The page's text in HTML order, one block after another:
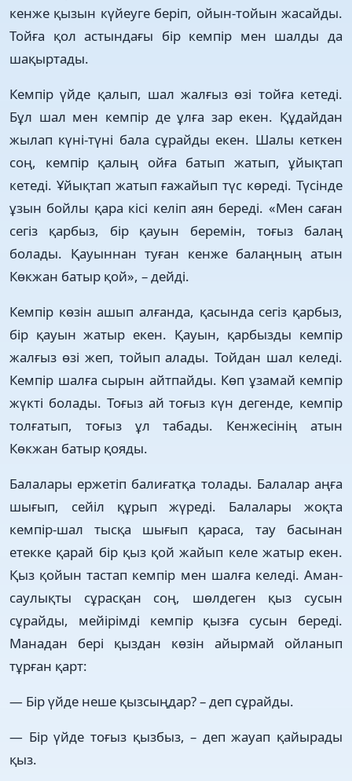
кенже қызын күйеуге беріп, ойын-тойын жасайды.
Тойға қол астындағы бір кемпір мен шалды да
шақыртады.
Кемпір үйде қалып, шал жалғыз өзі тойға кетеді.
Бұл шал мен кемпір де ұлға зар екен. Құдайдан
жылап күні-түні бала сұрайды екен. Шалы кеткен
соң, кемпір қалың ойға батып жатып, ұйықтап
кетеді. Ұйықтап жатып ғажайып түс көреді. Түсінде
ұзын бойлы қара кісі келіп аян береді. «Мен саған
сегіз қарбыз, бір қауын беремін, тоғыз балаң
болады. Қауыннан туған кенже балаңның атын
Көкжан батыр қой», – дейді.
Кемпір көзін ашып алғанда, қасында сегіз қарбыз,
бір қауын жатыр екен. Қауын, қарбызды кемпір
жалғыз өзі жеп, тойып алады. Тойдан шал келеді.
Кемпір шалға сырын айтпайды. Көп ұзамай кемпір
жүкті болады. Тоғыз ай тоғыз күн дегенде, кемпір
толғатып, тоғыз ұл табады. Кенжесінің атын
Көкжан батыр қояды.
Балалары ержетіп балиғатқа толады. Балалар аңға
шығып, сейіл құрып жүреді. Балалары жоқта
кемпір-шал тысқа шығып қараса, тау басынан
етекке қарай бір қыз қой жайып келе жатыр екен.
Қыз қойын тастап кемпір мен шалға келеді. Аман-
саулықты сұрасқан соң, шөлдеген қыз сусын
сұрайды, мейірімді кемпір қызға сусын береді.
Манадан бері қыздан көзін айырмай ойланып
тұрған қарт:
— Бір үйде неше қызсыңдар? – деп сұрайды.
— Бір үйде тоғыз қызбыз, – деп жауап қайырады
қыз.